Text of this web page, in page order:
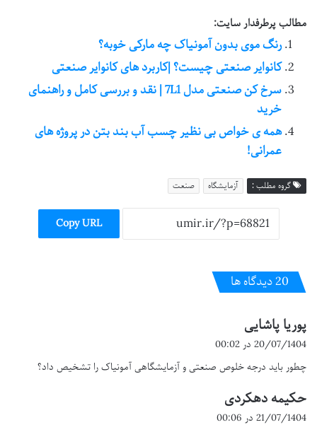
مطالب پرطرفدار سایت:
رنگ موی بدون آمونیاک چه مارکی خوبه؟
کانوایر صنعتی چیست؟ |کاربرد های کانوایر صنعتی
سرخ کن صنعتی مدل 7L1 | نقد و بررسی کامل و راهنمای
خرید
همه ی خواص بی نظیر چسب آب بند بتن در پروژه های
عمرانی!
گروه مطلب : آزمایشگاه صنعت
Copy URL
‫20 دیدگاه ها
پوریا پاشایی
ت
:
20/07/1404 در 00:02
چطور باید درجه خلوص صنعتی و آزمایشگاهی آمونیاک را تشخیص داد؟
حکیمه دهکردی
ف
21/07/1404 در 00:06